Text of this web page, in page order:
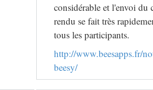
considérable et l'envoi du
rendu se fait très
tous les participants.
http://www.beesapps.fr/
beesy/